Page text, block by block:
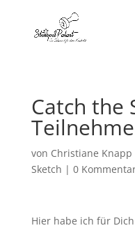
Catch the
von Christiane Knapp
Sketch | 0
Hier habe ich für